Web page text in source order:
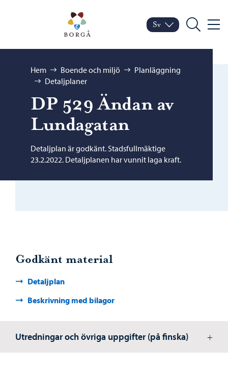
Porvoo – Gå till
Byt språk
Nuvarande språk:
Sv
Sök Meny
Bläddra:
Hem Boende och miljö
Planläggning
Detaljplaner
DP 529 Ändan av
Lundagatan
Detaljplan är godkänt. Stadsfullmäktige
23.2.2022. Detaljplanen har vunnit laga kraft.
Godkänt material
Detaljplan
Beskrivning med bilagor
Utredningar och övriga uppgifter (på finska)